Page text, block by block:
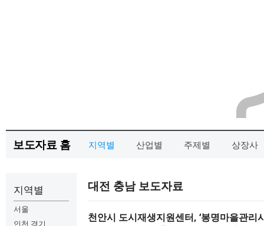
보도자료 홈 지역별 산업별 주제별 상장사
지역별
서울
인천 경기
대전 충남 보도자료
천안시 도시재생지원센터, ‘봉명마을관리